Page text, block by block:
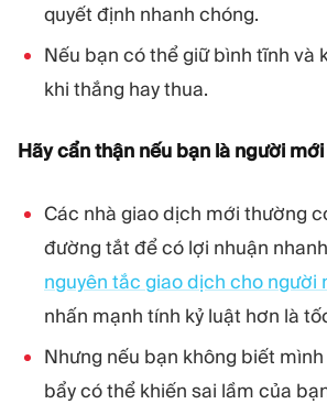
quyết định nhanh chóng.
Nếu bạn có thể giữ bình tĩnh và
khi thắng hay thua.
Hãy cẩn thận nếu bạn là người
Các nhà giao dịch mới thường
đường tắt để có lợi nhuận
nguyên tắc giao dịch cho người
nhấn mạnh tính kỷ luật hơn là
Nhưng nếu bạn không biết
bẩy có thể khiến sai lầm của